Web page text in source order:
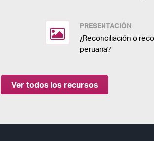
PRESENTACIÓN
¿Reconciliación o
peruana?
Ver todos los recursos